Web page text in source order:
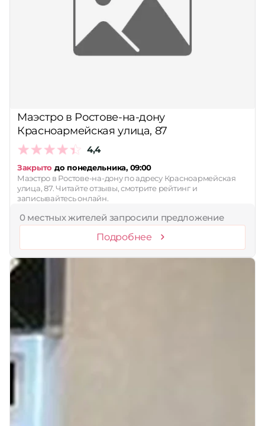
Маэстро в Ростове-на-дону
Красноармейская улица, 87
4,4
Закрыто до понедельника, 09:00
Маэстро в Ростове-на-дону по адресу Красноармейская
улица, 87. Читайте отзывы, смотрите рейтинг и
записывайтесь онлайн.
0 местных жителей запросили предложение
Подробнее